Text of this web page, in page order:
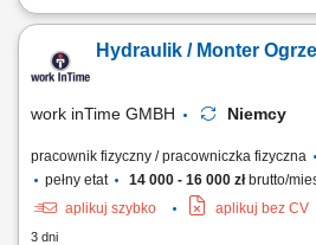
Zakres obowiązków: Montaż instalacji
nowych instalacji oraz modernizacja
armatury sanitarnej, w tym umywalek,
Hydraulik / Monter
work inTime GMBH Niemcy
pracownik fizyczny / pracowniczka fizyczna
pełny etat
14 000 - 16 000 złbrutto/
aplikuj szybko
aplikuj bez CV
3 dni